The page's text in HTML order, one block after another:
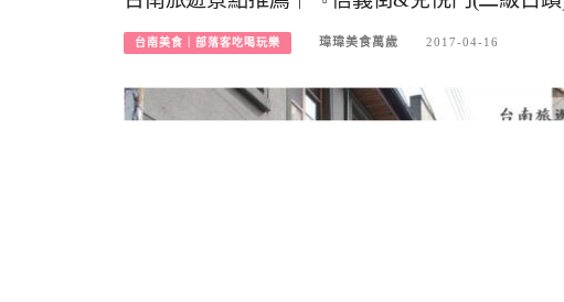
台南美食｜部落客吃喝玩樂 瑋瑋美食萬歲 2017-04-16